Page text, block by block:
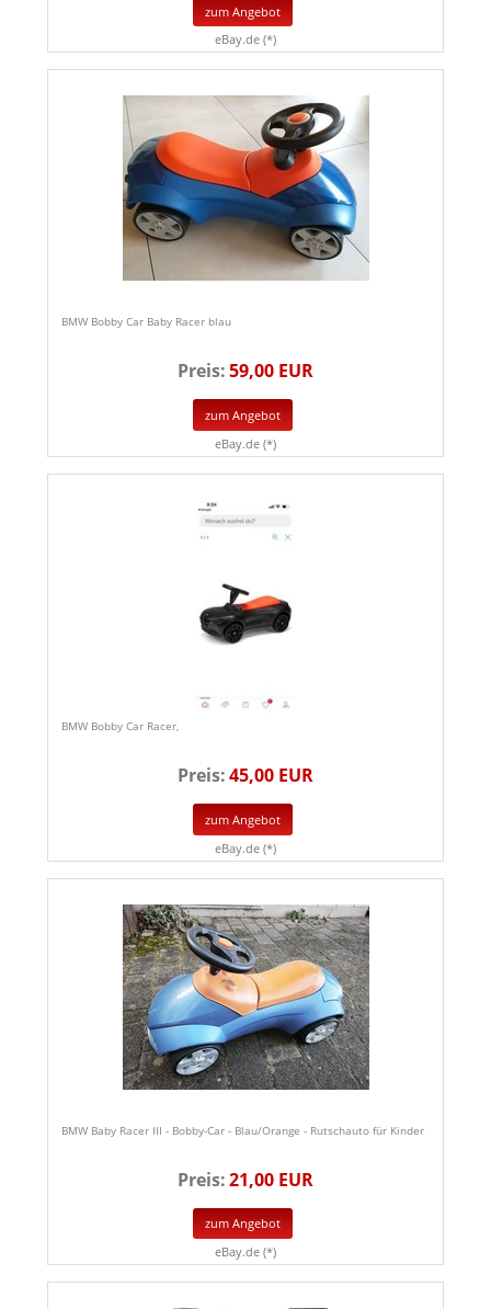
zum Angebot
eBay.de (*)
BMW Bobby Car Baby Racer blau
Preis:59,00 EUR
zum Angebot
eBay.de (*)
BMW Bobby Car Racer,
Preis:45,00 EUR
zum Angebot
eBay.de (*)
BMW Baby Racer III - Bobby-Car - Blau/Orange - Rutschauto für Kinder
Preis:21,00 EUR
zum Angebot
eBay.de (*)